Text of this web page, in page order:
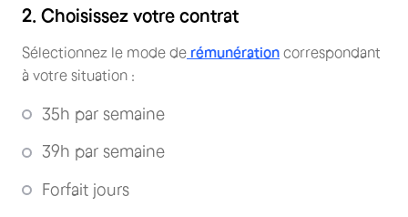
2. Choisissez votre contrat
Sélectionnez le mode de rémunération correspondant
à votre situation :
35h par semaine
39h par semaine
Forfait jours